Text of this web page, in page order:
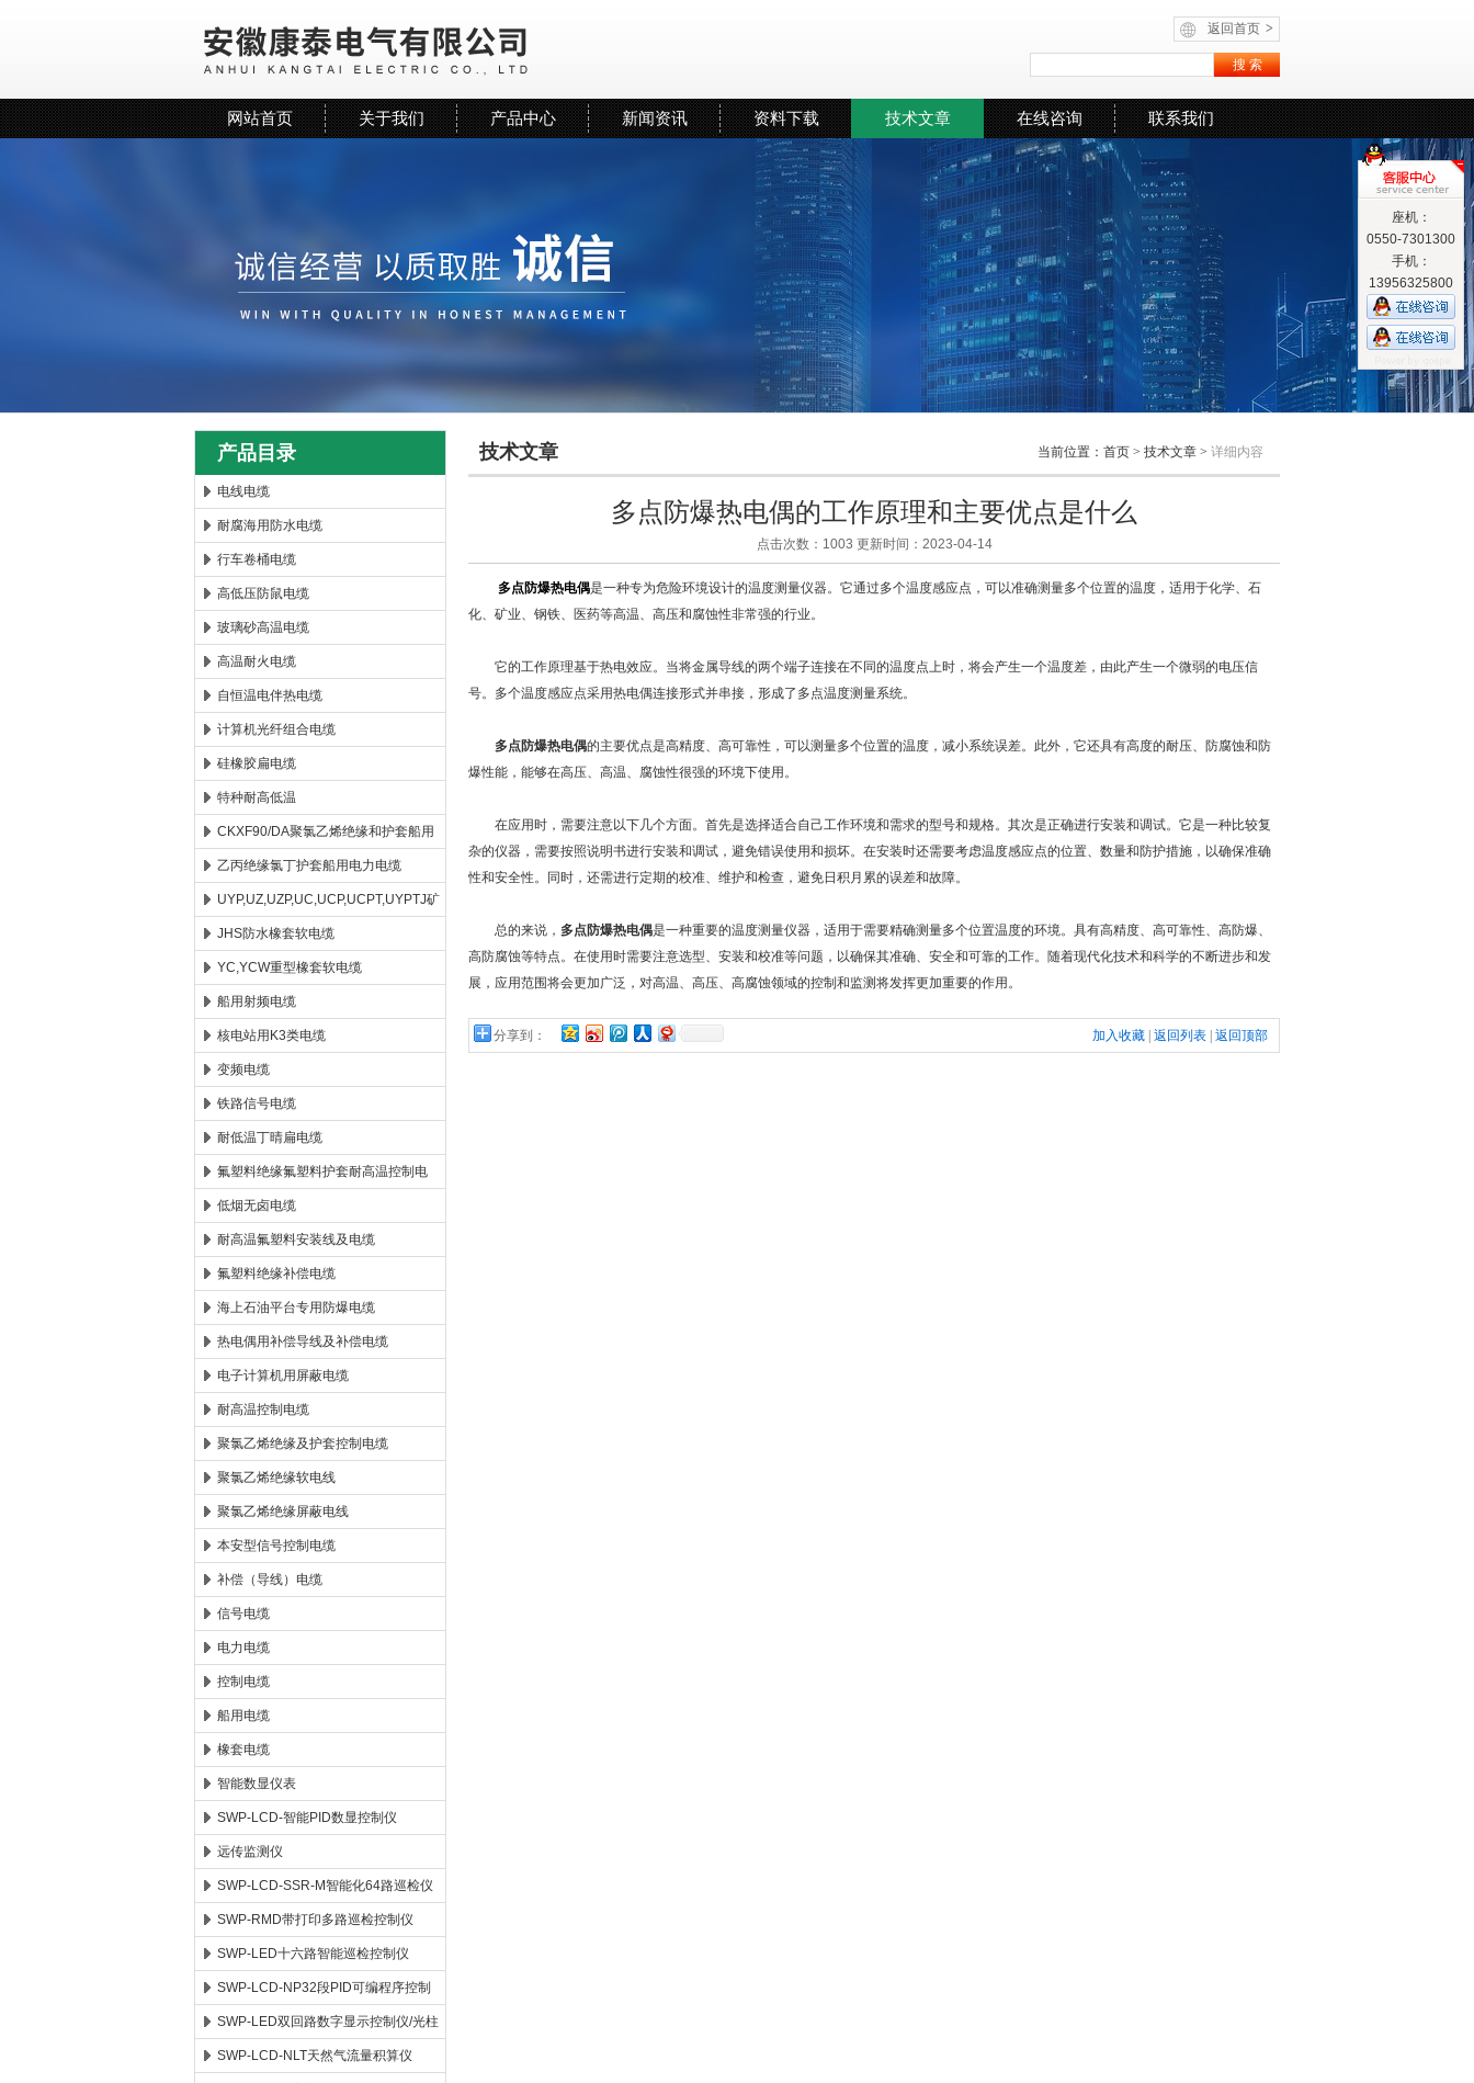
安徽康泰电气有限公司
返回首页 >
网站首页 关于我们 产品中心 新闻资讯 资料下载 技术文章 在线咨询 联系我们
产品目录
电线电缆
耐腐海用防水电缆
行车卷桶电缆
高低压防鼠电缆
玻璃砂高温电缆
高温耐火电缆
自恒温电伴热电缆
计算机光纤组合电缆
硅橡胶扁电缆
特种耐高低温
CKXF90/DA聚氯乙烯绝缘和护套船用
控制电缆
乙丙绝缘氯丁护套船用电力电缆
UYP,UZ,UZP,UC,UCP,UCPT,UYPTJ矿
用电缆
JHS防水橡套软电缆
YC,YCW重型橡套软电缆
船用射频电缆
核电站用K3类电缆
变频电缆
铁路信号电缆
耐低温丁晴扁电缆
氟塑料绝缘氟塑料护套耐高温控制电
缆
低烟无卤电缆
耐高温氟塑料安装线及电缆
氟塑料绝缘补偿电缆
海上石油平台专用防爆电缆
热电偶用补偿导线及补偿电缆
电子计算机用屏蔽电缆
耐高温控制电缆
聚氯乙烯绝缘及护套控制电缆
聚氯乙烯绝缘软电线
聚氯乙烯绝缘屏蔽电线
本安型信号控制电缆
补偿（导线）电缆
信号电缆
电力电缆
控制电缆
船用电缆
橡套电缆
智能数显仪表
SWP-LCD-智能PID数显控制仪
远传监测仪
SWP-LCD-SSR-M智能化64路巡检仪
SWP-RMD带打印多路巡检控制仪
SWP-LED十六路智能巡检控制仪
SWP-LCD-NP32段PID可编程序控制
仪
SWP-LED双回路数字显示控制仪/光柱
显示控制仪
SWP-LCD-NLT天然气流量积算仪
技术文章 当前位置： 首页 > 技术文章 > 详细内容
多点防爆热电偶的工作原理和主要优点是什么
点击次数：1003 更新时间：2023-04-14
多点防爆热电偶是一种专为危险环境设计的温度测量仪器。它通过多个温度感应点，可以准确测量多个位置的温度，适用于化学、石
化、矿业、钢铁、医药等高温、高压和腐蚀性非常强的行业。
它的工作原理基于热电效应。当将金属导线的两个端子连接在不同的温度点上时，将会产生一个温度差，由此产生一个微弱的电压信
号。多个温度感应点采用热电偶连接形式并串接，形成了多点温度测量系统。
多点防爆热电偶的主要优点是高精度、高可靠性，可以测量多个位置的温度，减小系统误差。此外，它还具有高度的耐压、防腐蚀和防
爆性能，能够在高压、高温、腐蚀性很强的环境下使用。
在应用时，需要注意以下几个方面。首先是选择适合自己工作环境和需求的型号和规格。其次是正确进行安装和调试。它是一种比较复
杂的仪器，需要按照说明书进行安装和调试，避免错误使用和损坏。在安装时还需要考虑温度感应点的位置、数量和防护措施，以确保准确
性和安全性。同时，还需进行定期的校准、维护和检查，避免日积月累的误差和故障。
总的来说， 多点防爆热电偶是一种重要的温度测量仪器，适用于需要精确测量多个位置温度的环境。具有高精度、高可靠性、高防爆、
高防腐蚀等特点。在使用时需要注意选型、安装和校准等问题，以确保其准确、安全和可靠的工作。随着现代化技术和科学的不断进步和发
展，应用范围将会更加广泛，对高温、高压、高腐蚀领域的控制和监测将发挥更加重要的作用。
分享到： 加入收藏 返回列表 返回顶部
座机：
0550-7301300
手机：
13956325800